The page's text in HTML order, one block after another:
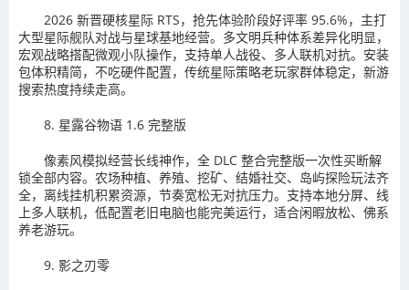
2026 新晋硬核星际 RTS，抢先体验阶段好评率 95.6%，主打
大型星际舰队对战与星球基地经营。多文明兵种体系差异化明显，
宏观战略搭配微观小队操作，支持单人战役、多人联机对抗。安装
包体积精简，不吃硬件配置，传统星际策略老玩家群体稳定，新游
搜索热度持续走高。
8. 星露谷物语 1.6 完整版
像素风模拟经营长线神作，全 DLC 整合完整版一次性买断解
锁全部内容。农场种植、养殖、挖矿、结婚社交、岛屿探险玩法齐
全，离线挂机积累资源，节奏宽松无对抗压力。支持本地分屏、线
上多人联机，低配置老旧电脑也能完美运行，适合闲暇放松、佛系
养老游玩。
9. 影之刃零